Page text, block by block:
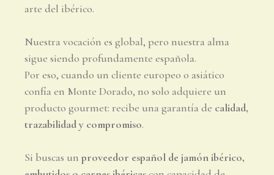
arte del ibérico.
Nuestra vocación es global, pero nuestra alma
sigue siendo profundamente española.
Por eso, cuando un cliente europeo o asiático
confía en Monte Dorado, no solo adquiere un
producto gourmet: recibe una garantía de calidad,
trazabilidad y compromiso.
Si buscas un proveedor español de jamón ibérico,